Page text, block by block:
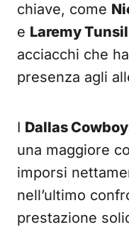
chiave, come
e Laremy Tunsil
acciacchi che
presenza agli
I Dallas
una maggiore
imporsi
nell’ultimo
prestazione